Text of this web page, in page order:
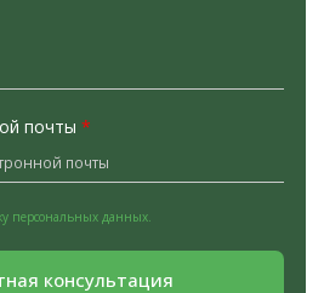
почты *
персональных данных.
консультация